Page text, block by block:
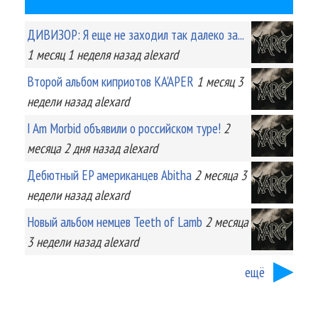
ДИВИЗОР: Я еще не заходил так далеко за...
1 месяц 1 неделяназад alexard
Второй альбом киприотов KA'APER 1 месяц 3
неделиназад alexard
I Am Morbid объявили о российском туре! 2
месяца 2 дняназад alexard
Дебютный EP американцев Abitha 2 месяца 3
неделиназад alexard
Новый альбом немцев Teeth of Lamb 2 месяца
3 неделиназад alexard
ещё